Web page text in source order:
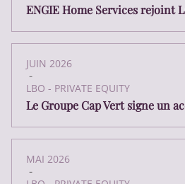
ENGIE Home Services rejoint
JUIN 2026
-
LBO - PRIVATE EQUITY
Le Groupe Cap Vert signe un
MAI 2026
-